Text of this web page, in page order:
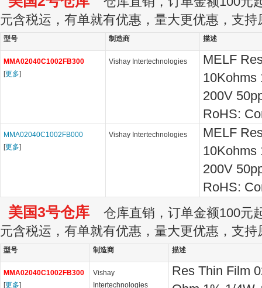
元含税运，有单就有优惠，量大更优惠，支持
型号 制造商 描述
MMA02040C1002FB300
[更多]
Vishay Intertechnologies
MELF
10Kohms
200V
RoHS:
MMA02040C1002FB000
[更多]
Vishay Intertechnologies
MELF
10Kohms
200V
RoHS:
美国3号仓库 仓库直销，订单金额100元
元含税运，有单就有优惠，量大更优惠，支持
型号 制造商 描述
MMA02040C1002FB300
[更多]
Vishay
Intertechnologies
Res Thin Film